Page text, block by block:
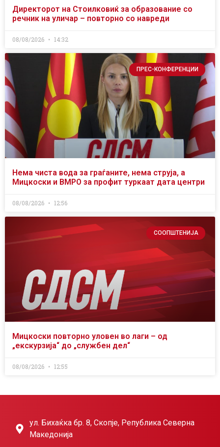
Директорот на Стоилковиќ за образование со
речник на уличар – повторно со навреди
08/08/2026 14:32
ПРЕС-КОНФЕРЕНЦИИ
Нема чиста вода за граѓаните, нема струја, а
Мицкоски и ВМРО за профит туркаат дата центри
08/08/2026 12:56
СООПШТЕНИЈА
Мицкоски повторно уловен во лаги – од
„екскурзија“ до „службен дел“
08/08/2026 12:55
ул. Бихаќка бр. 8, Скопје, Република Северна
Македонија